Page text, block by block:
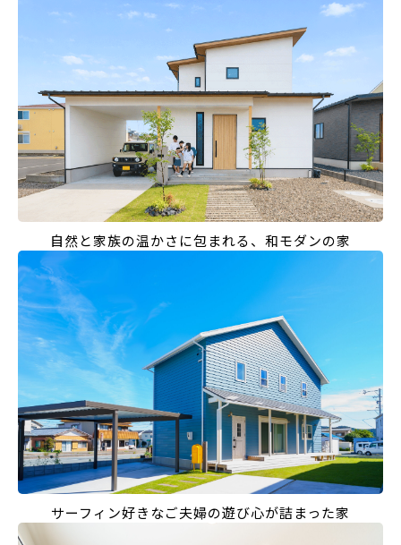
自然と家族の温かさに包まれる、和モダンの家
サーフィン好きなご夫婦の遊び心が詰まった家